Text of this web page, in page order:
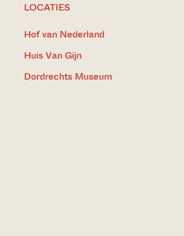
LOCATIES
Hof van Nederland
Huis Van Gijn
Dordrechts Museum